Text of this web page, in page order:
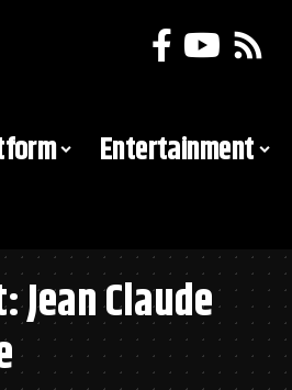
Entertainment
Jean Claude